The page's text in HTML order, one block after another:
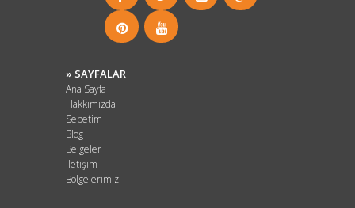
» SAYFALAR
Ana Sayfa
Hakkımızda
Sepetim
Blog
Belgeler
İletişim
Bölgelerimiz